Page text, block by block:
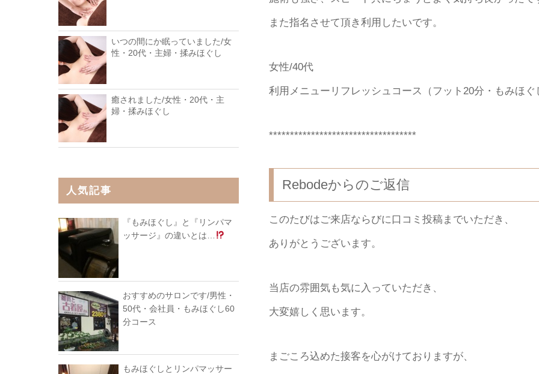
また指名させて頂き利用したいです。
女性/40代
利用メニューリフレッシュコース（フット20分・もみほぐ
***********************************
Rebodeからのご返信
このたびはご来店ならびに口コミ投稿までいただき、
ありがとうございます。
当店の雰囲気も気に入っていただき、
大変嬉しく思います。
まごころ込めた接客を心がけておりますが、
いつの間にか眠っていました/女
性・20代・主婦・揉みほぐし
癒されました/女性・20代・主
婦・揉みほぐし
人気記事
『もみほぐし』と『リンパマ
ッサージ』の違いとは…
おすすめのサロンです/男性・
50代・会社員・もみほぐし60
分コース
もみほぐしとリンパマッサー